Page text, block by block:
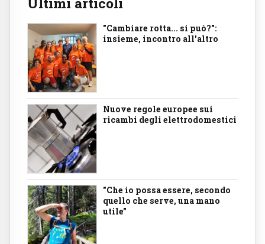
"Cambiare rotta... si può?":
insieme, incontro all'altro
Nuove regole europee sui
ricambi degli elettrodomestici
"Che io possa essere, secondo
quello che serve, una mano
utile"